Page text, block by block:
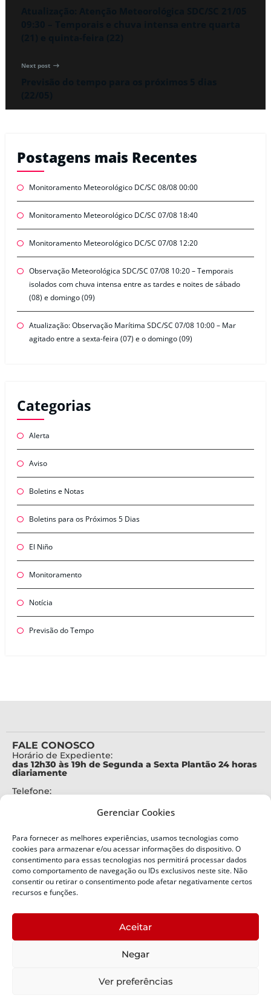
Gerenciar Cookies
Para fornecer as melhores experiências, usamos tecnologias como
cookies para armazenar e/ou acessar informações do dispositivo. O
consentimento para essas tecnologias nos permitirá processar dados
como comportamento de navegação ou IDs exclusivos neste site. Não
consentir ou retirar o consentimento pode afetar negativamente certos
recursos e funções.
Aceitar
Negar
Ver preferências
Next post
Postagens mais Recentes
Monitoramento Meteorológico DC/SC 08/08 00:00
Monitoramento Meteorológico DC/SC 07/08 18:40
Monitoramento Meteorológico DC/SC 07/08 12:20
Observação Meteorológica SDC/SC 07/08 10:20 – Temporais
isolados com chuva intensa entre as tardes e noites de sábado
(08) e domingo (09)
Atualização: Observação Marítima SDC/SC 07/08 10:00 – Mar
agitado entre a sexta-feira (07) e o domingo (09)
Categorias
Alerta
Aviso
Boletins e Notas
Boletins para os Próximos 5 Dias
El Niño
Monitoramento
Notícia
Previsão do Tempo
FALE CONOSCO
Horário de Expediente:
das 12h30 às 19h de Segunda a Sexta Plantão 24 horas
diariamente
Telefone:
Alertas Defesa Civil:
SMS 40199
ENDEREÇO
Defesa Civil do Estado de Santa Catarina
Bairro:
Capoeiras, Florianópolis, SC
Política de Privacidade